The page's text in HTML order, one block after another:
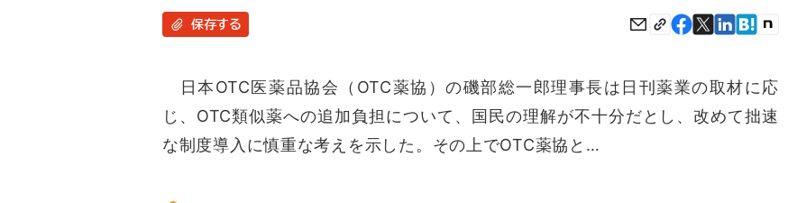
保存する
日本OTC医薬品協会（OTC薬協）の磯部総一郎理事長は日刊薬業の取材に応
じ、OTC類似薬への追加負担について、国民の理解が不十分だとし、改めて拙速
な制度導入に慎重な考えを示した。その上でOTC薬協と…